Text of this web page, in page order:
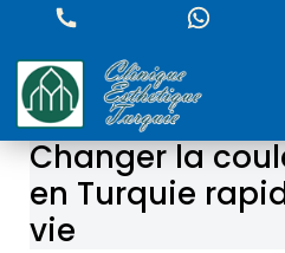
Changer la
en Turquie
vie